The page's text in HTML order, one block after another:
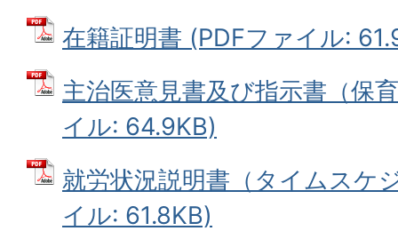
在籍証明書 (PDFファイル:
主治医意見書及び指示書（保
イル: 64.9KB)
就労状況説明書（タイムスケ
イル: 61.8KB)